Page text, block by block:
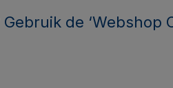
de ‘Webshop